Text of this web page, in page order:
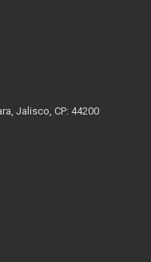
Jalisco, CP: 44200